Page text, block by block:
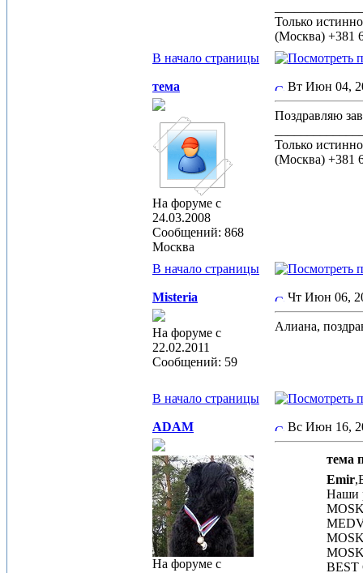
Только
(Москва) +381
В начало страницы
тема
На форуме с
24.03.2008
Сообщений: 868
Москва
Вт Июн 04,
Поздравляю
Только
(Москва) +381
В начало страницы
Misteria
На форуме с
22.02.2011
Сообщений: 59
Чт Июн 06,
Алиана,
В начало страницы
ADAM
На форуме с
Вс Июн 16,
тема
Emir
Наши
BEST